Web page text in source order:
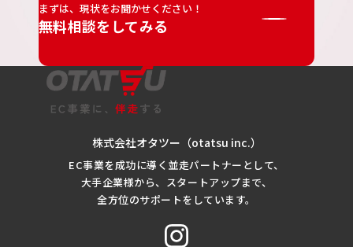
まずは、現状をお聞かせください！
無料相談をしてみる
株式会社オタツー（otatsu inc.）
EC事業を成功に導く並走パートナーとして、
大手企業様から、スタートアップまで、
全方位のサポートをしています。